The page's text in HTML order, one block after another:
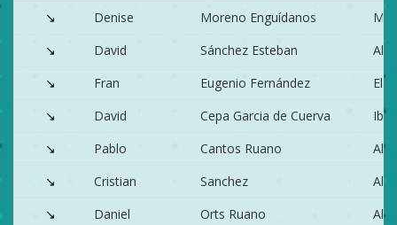
↘
Denise Moreno Enguídanos
↘
David Sánchez Esteban
↘
Fran Eugenio Fernández
↘
David Cepa Garcia de Cuerva
Ibi
↘
Pablo Cantos Ruano
↘
Cristian Sanchez
↘
Daniel Orts Ruano